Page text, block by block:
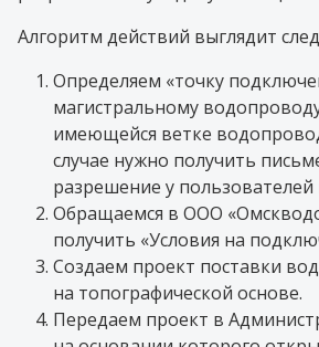
Алгоритм действий выглядит
Определяем «точку
магистральному
имеющейся ветке
случае нужно получить
разрешение у
Обращаемся в ООО
получить «Условия на
Создаем проект поставки
на топографической основе.
Передаем проект в